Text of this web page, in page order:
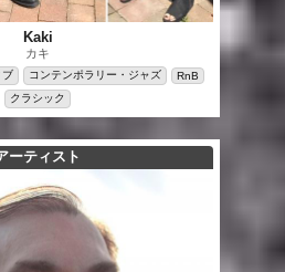
Kaki
カキ
ブ コンテンポラリー・ジャズ
RnB
クラシック
ーティスト